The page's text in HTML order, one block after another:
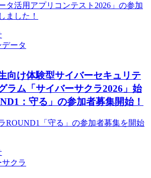
タ活用アプリコンテスト2026」の参加
ました！
ータ
向け体験型サイバーセキュリテ
ラム「サイバーサクラ2026」始
：守る」の参加者募集開始！
ROUND1「守る」の参加者募集を開始
クラ